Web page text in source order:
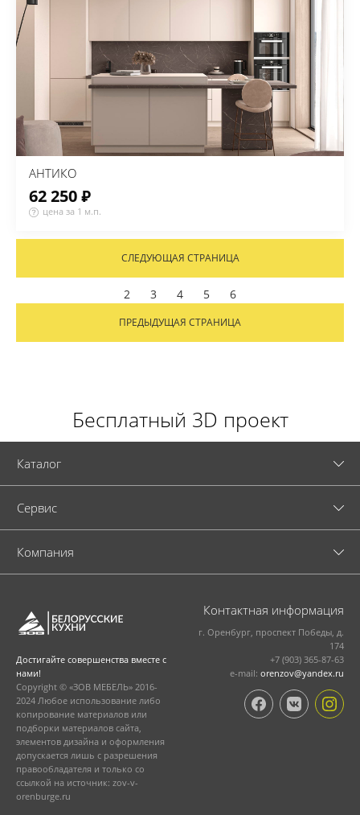
АНТИКО
62 250 ₽
цена за 1 м.п.
СЛЕДУЮЩАЯ СТРАНИЦА
2 3 4 5 6
ПРЕДЫДУЩАЯ СТРАНИЦА
Бесплатный 3D проект
Достигайте совершенства вместе с
нами!
Copyright © «ЗОВ МЕБЕЛЬ» 2016-
2024 Любое использование либо
копирование материалов или
подборки материалов сайта,
элементов дизайна и оформления
допускается лишь с разрешения
правообладателя и только со
ссылкой на источник: zov-v-
orenburge.ru
Каталог
Cервис
Компания
Контактная информация
г. Оренбург, проспект Победы, д.
174
+7 (903) 365-87-63
e-mail: orenzov@yandex.ru